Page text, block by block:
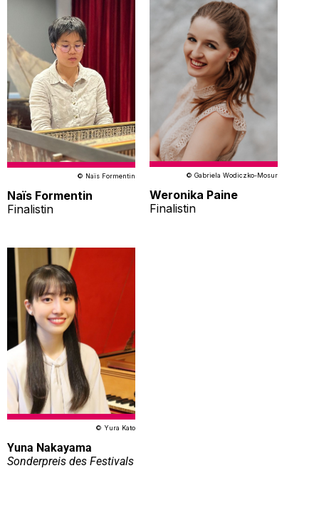
© Naïs Formentin
Naïs Formentin
Finalistin
© Gabriela Wodiczko-Mosur
Weronika Paine
Finalistin
© Yura Kato
Yuna Nakayama
Sonderpreis des Festivals